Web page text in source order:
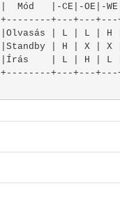
|  Mód   |-CE|-OE|-
+--------+---+---+---
|Olvasás | L | L | H
|Standby | H | X | X
|Írás    | L | H | L